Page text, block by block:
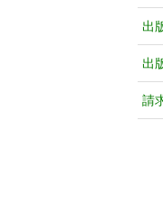
出
出
請